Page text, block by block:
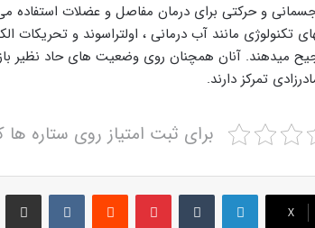
و حرکتی برای درمان مفاصل و عضلات استفاده می
تکنولوژی مانند آب درمانی ، اولتراسوند و تحریکات
میدهند. آنان همچنان روی وضعیت های حاد نظیر
تمرکز دارند.
برای ثبت امتیاز روی ستاره
X
لینکدین ‫تامبلر پینترست‫رددیت